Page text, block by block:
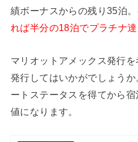
績ボーナスからの残り35泊。
れば半分の18泊でプラチナ達
マリオットアメックス発行
発行してはいかがでしょう
ートステータスを得てから
値になります。